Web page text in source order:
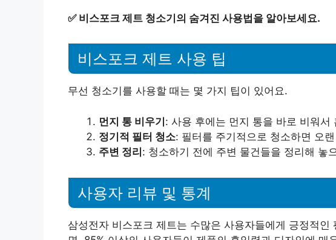
✅ 비스포크 제트 청소기의 숨겨진 사용법을 알아보세요.
비스포크 제트 사용 팁
무선 청소기를 사용할 때는 몇 가지 팁이 있어요.
먼지 통 비우기: 사용 후에는 먼지 통을 바로 비워서
정기적 필터 청소: 필터를 주기적으로 청소하면 오
주변 정리: 청소하기 전에 주변 물건들을 정리해 놓
사용자 리뷰 및 통계
삼성전자 비스포크 제트는 수많은 사용자들에게 긍정적인